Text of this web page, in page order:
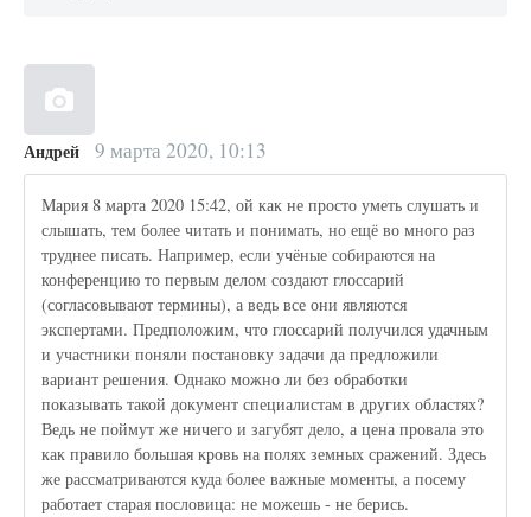
Андрей 9 марта 2020, 10:13
Мария 8 марта 2020 15:42, ой как не просто уметь слушать и
слышать, тем более читать и понимать, но ещё во много раз
труднее писать. Например, если учёные собираются на
конференцию то первым делом создают глоссарий
(согласовывают термины), а ведь все они являются
экспертами. Предположим, что глоссарий получился удачным
и участники поняли постановку задачи да предложили
вариант решения. Однако можно ли без обработки
показывать такой документ специалистам в других областях?
Ведь не поймут же ничего и загубят дело, а цена провала это
как правило большая кровь на полях земных сражений. Здесь
же рассматриваются куда более важные моменты, а посему
работает старая пословица: не можешь - не берись.